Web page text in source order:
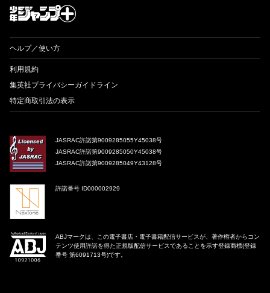
ヘルプ／使い方
利用規約
集英社プライバシーガイドライン
特定商取引法の表示
JASRAC許諾第9009285055Y45038号
JASRAC許諾第9009285050Y45038号
JASRAC許諾第9009285049Y43128号
許諾番号 ID000002929
ABJマークは、この電子書店・電子書籍配信サービスが、著作権者からコン
テンツ使用許諾を得た正規版配信サービスであることを示す登録商標(登録
番号 第6091713号)です。